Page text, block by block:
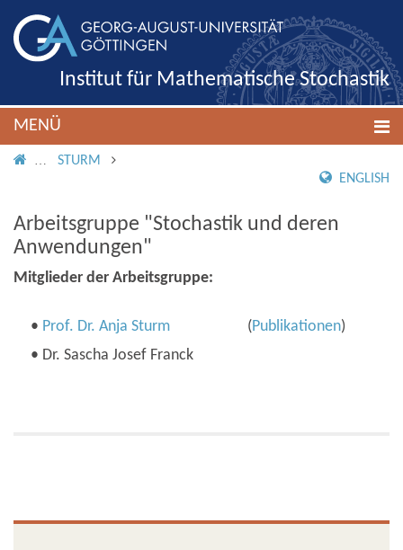
Institut für Mathematische Stochastik
MENÜ
IMS ROOT
STURM
ENGLISH
Arbeitsgruppe "Stochastik und deren
Anwendungen"
Mitglieder der Arbeitsgruppe:
• Prof. Dr. Anja Sturm (Publikationen)
• Dr. Sascha Josef Franck